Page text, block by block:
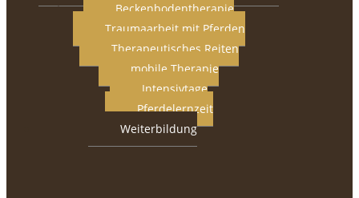
Beckenbodentherapie
Traumaarbeit mit Pferden
Therapeutisches Reiten
mobile Therapie
Intensivtage
Pferdelernzeit
Weiterbildung